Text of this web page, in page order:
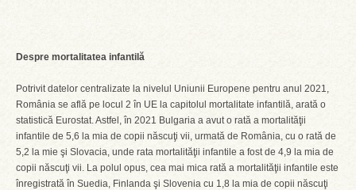
Despre mortalitatea infantilă
Potrivit datelor centralizate la nivelul Uniunii Europene pentru anul 2021,
România se află pe locul 2 în UE la capitolul mortalitate infantilă, arată o
statistică Eurostat. Astfel, în 2021 Bulgaria a avut o rată a mortalităţii
infantile de 5,6 la mia de copii născuţi vii, urmată de România, cu o rată de
5,2 la mie şi Slovacia, unde rata mortalităţii infantile a fost de 4,9 la mia de
copii născuţi vii. La polul opus, cea mai mica rată a mortalităţii infantile este
înregistrată în Suedia, Finlanda şi Slovenia cu 1,8 la mia de copii născuţi